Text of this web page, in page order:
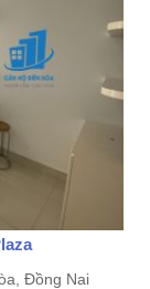
Đồng Nai